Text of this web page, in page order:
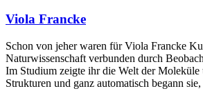
Viola Francke
Schon von jeher waren für Viola Francke
Naturwissenschaft verbunden durch
Im Studium zeigte ihr die Welt der Moleküle
Strukturen und ganz automatisch begann